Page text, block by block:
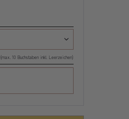
(max. 10 Buchstaben inkl. Leerzeichen)